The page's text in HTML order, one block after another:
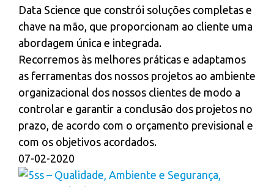
Data Science que constrói soluções completas e
chave na mão, que proporcionam ao cliente uma
abordagem única e integrada.
Recorremos às melhores práticas e adaptamos
as ferramentas dos nossos projetos ao ambiente
organizacional dos nossos clientes de modo a
controlar e garantir a conclusão dos projetos no
prazo, de acordo com o orçamento previsional e
com os objetivos acordados.
07-02-2020